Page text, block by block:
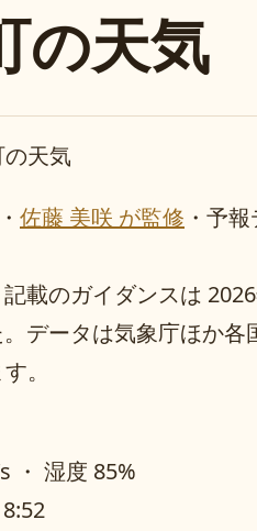
の天気
天気
・ 佐藤 美咲 が監修 ・ 予報
載のガイダンスは
データは気象庁ほか各
。
・ 湿度 85%